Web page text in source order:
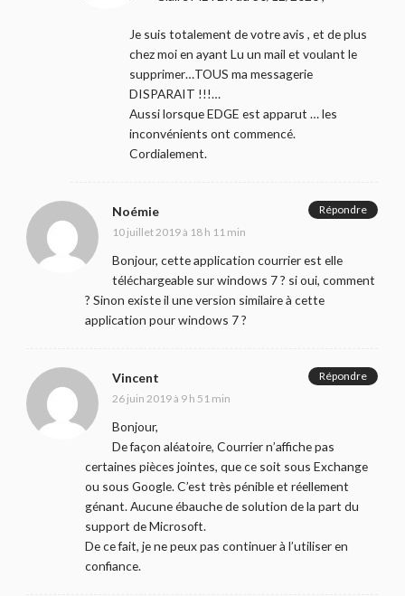
Je suis totalement de votre avis , et de plus
chez moi en ayant Lu un mail et voulant le
supprimer…TOUS ma messagerie
DISPARAIT !!!…
Aussi lorsque EDGE est apparut … les
inconvénients ont commencé.
Cordialement.
Noémie
10 juillet 2019 à 18 h 11 min
Bonjour, cette application courrier est elle
téléchargeable sur windows 7 ? si oui, comment
? Sinon existe il une version similaire à cette
application pour windows 7 ?
Répondre
Vincent
26 juin 2019 à 9 h 51 min
Bonjour,
De façon aléatoire, Courrier n’affiche pas
certaines pièces jointes, que ce soit sous Exchange
ou sous Google. C’est très pénible et réellement
génant. Aucune ébauche de solution de la part du
support de Microsoft.
De ce fait, je ne peux pas continuer à l’utiliser en
confiance.
Répondre